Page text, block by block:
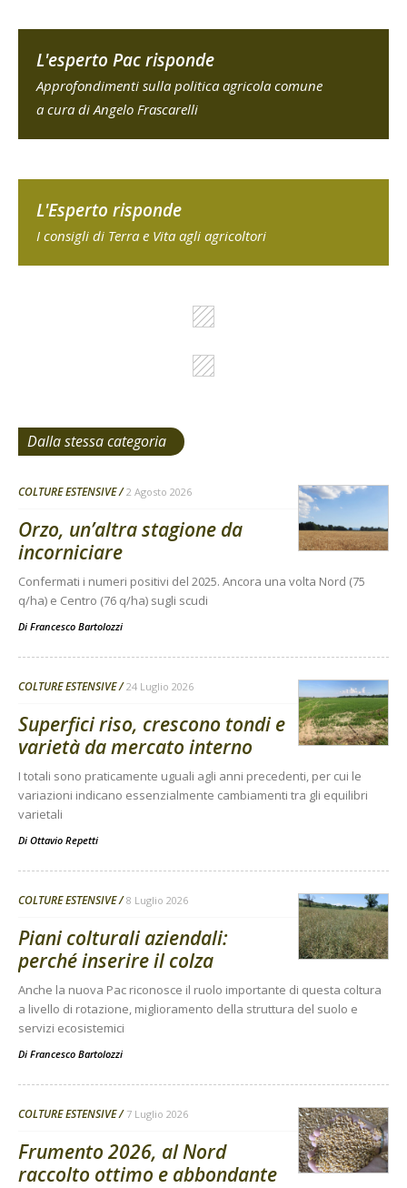
L'esperto Pac risponde
Approfondimenti sulla politica agricola comune
a cura di Angelo Frascarelli
L'Esperto risponde
I consigli di Terra e Vita agli agricoltori
Dalla stessa categoria
COLTURE ESTENSIVE 2 Agosto 2026
Orzo, un’altra stagione da
incorniciare
Confermati i numeri positivi del 2025. Ancora una volta Nord (75
q/ha) e Centro (76 q/ha) sugli scudi
Di Francesco Bartolozzi
COLTURE ESTENSIVE 24 Luglio 2026
Superfici riso, crescono tondi e
varietà da mercato interno
I totali sono praticamente uguali agli anni precedenti, per cui le
variazioni indicano essenzialmente cambiamenti tra gli equilibri
varietali
Di Ottavio Repetti
COLTURE ESTENSIVE 8 Luglio 2026
Piani colturali aziendali:
perché inserire il colza
Anche la nuova Pac riconosce il ruolo importante di questa coltura
a livello di rotazione, miglioramento della struttura del suolo e
servizi ecosistemici
Di Francesco Bartolozzi
COLTURE ESTENSIVE 7 Luglio 2026
Frumento 2026, al Nord
raccolto ottimo e abbondante